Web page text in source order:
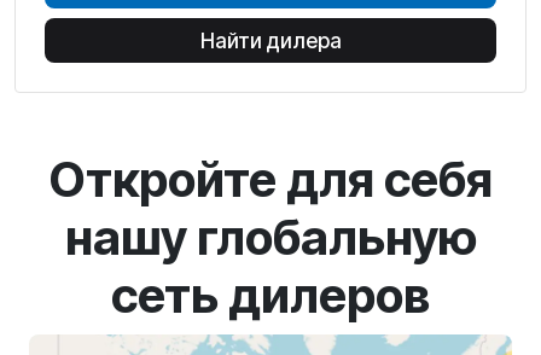
Найти дилера
Откройте для себя
нашу глобальную
сеть дилеров